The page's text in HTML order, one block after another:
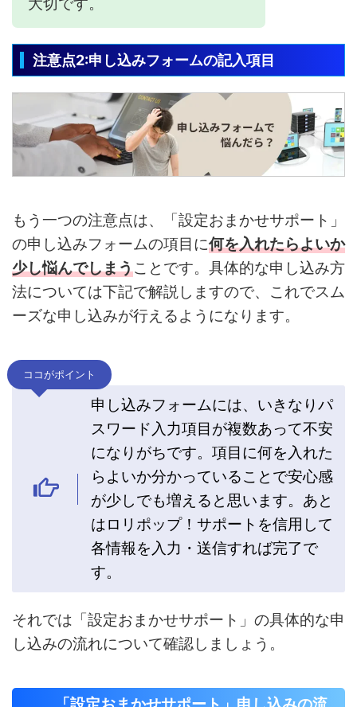
大切です。
注意点2:申し込みフォームの記入項目
もう一つの注意点は、「設定おまかせサポート」
の申し込みフォームの項目に何を入れたらよいか
少し悩んでしまうことです。具体的な申し込み方
法については下記で解説しますので、これでスム
ーズな申し込みが行えるようになります。
ココがポイント
申し込みフォームには、いきなりパ
スワード入力項目が複数あって不安
になりがちです。項目に何を入れた
らよいか分かっていることで安心感
が少しでも増えると思います。あと
はロリポップ！サポートを信用して
各情報を入力・送信すれば完了で
す。
それでは「設定おまかせサポート」の具体的な申
し込みの流れについて確認しましょう。